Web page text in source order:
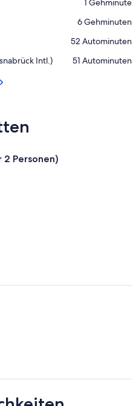
‪1 Gehminute‬
‪6 Gehminuten‬
‪52 Autominuten‬
Intl.)
‪51 Autominuten‬
2 Personen)